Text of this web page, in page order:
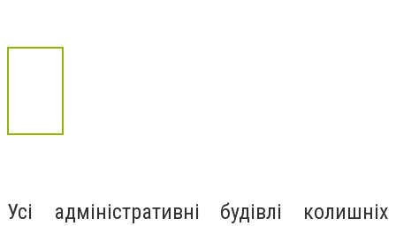
Усі адміністративні будівлі колишніх